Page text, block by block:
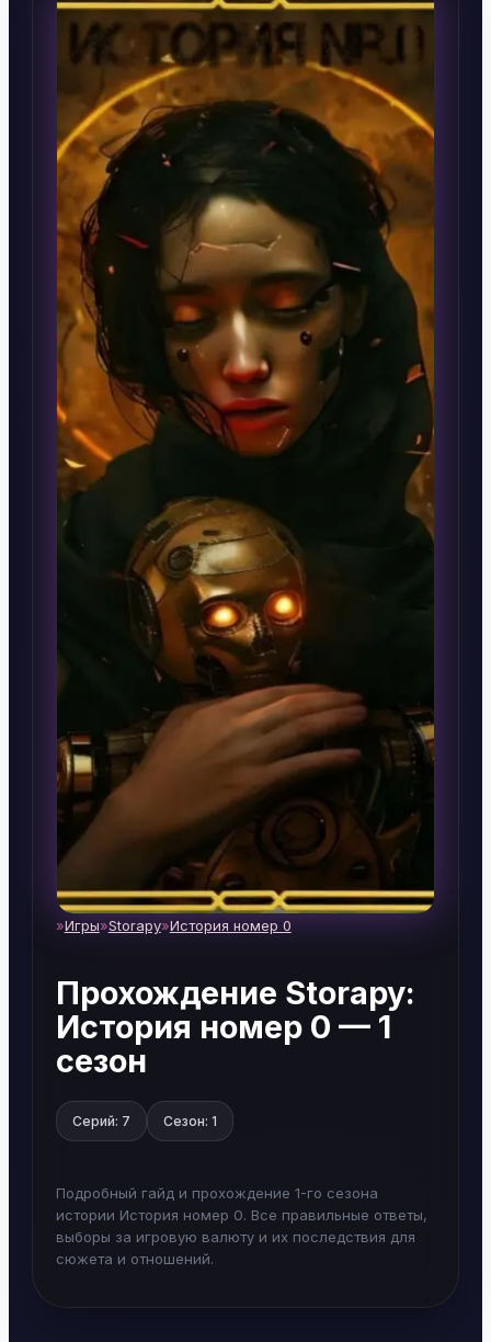
Home
Игры Storapy История номер 0
Прохождение Storapy:
История номер 0 — 1
сезон
Серий: 7 Сезон: 1
Подробный гайд и прохождение 1-го сезона
истории История номер 0. Все правильные ответы,
выборы за игровую валюту и их последствия для
сюжета и отношений.